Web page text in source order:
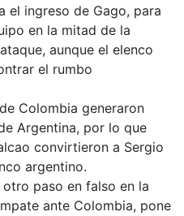
el ingreso de Gago, para
en la mitad de la
aunque el elenco
el rumbo
Colombia generaron
Argentina, por lo que
convirtieron a Sergio
argentino.
paso en falso en la
ante Colombia, pone